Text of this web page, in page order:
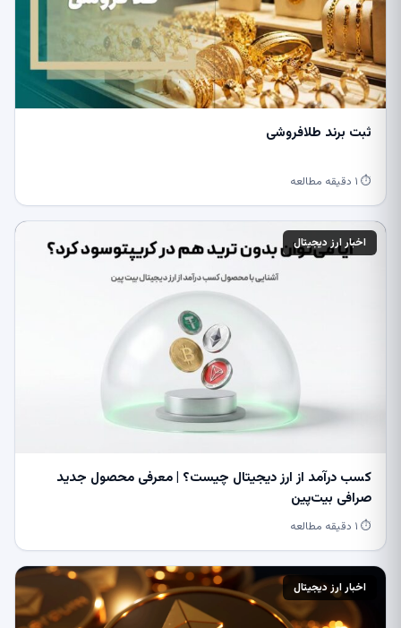
ثبت برند طلافروشی
⏱ ۱ دقیقه مطالعه
اخبار ارز دیجیتال
کسب درآمد از ارز دیجیتال چیست؟ | معرفی محصول جدید
صرافی بیت‌پین
⏱ ۱ دقیقه مطالعه
اخبار ارز دیجیتال